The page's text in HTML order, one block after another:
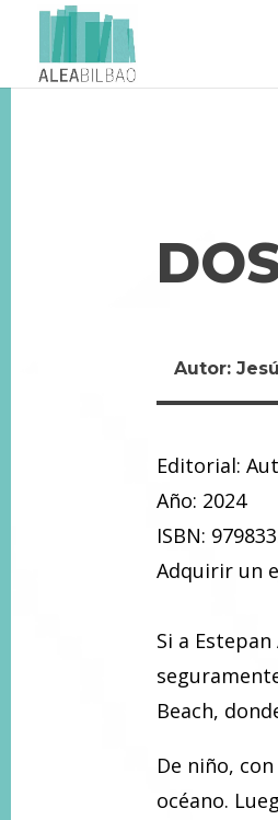
Autor:
Editorial:
Año: 2024
ISBN:
Adquirir un
Si a
Beach,
De niño,
océano.